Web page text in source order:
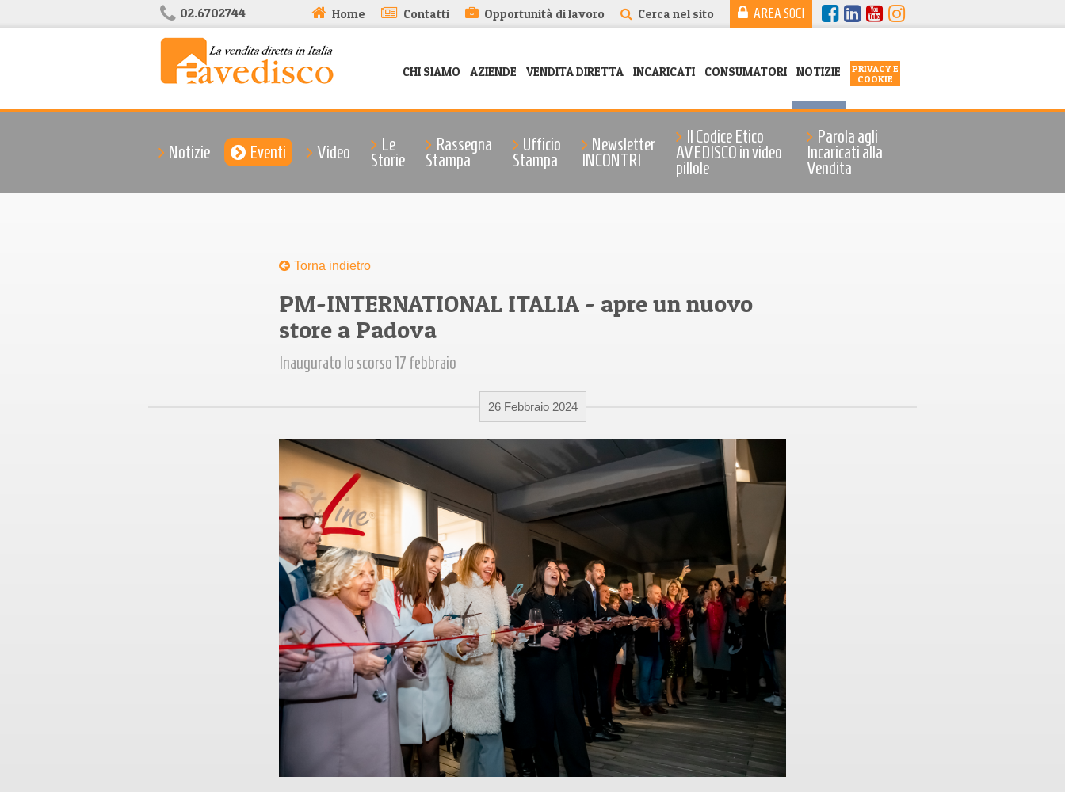
02.6702744 Home Contatti Opportunità di lavoro Cerca nel sito AREA SOCI
CHI SIAMO AZIENDE VENDITA DIRETTA INCARICATI CONSUMATORI NOTIZIE
PRIVACY E
COOKIE
Notizie Eventi Video Le
Storie
Rassegna
Stampa
Ufficio
Stampa
Newsletter
INCONTRI
Il Codice Etico
AVEDISCO in video
pillole
Parola agli
Incaricati alla
Vendita
Torna indietro
PM-INTERNATIONAL ITALIA - apre un nuovo
store a Padova
Inaugurato lo scorso 17 febbraio
26 Febbraio 2024